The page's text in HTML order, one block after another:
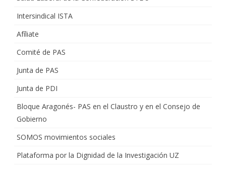
Intersindical ISTA
Afíliate
Comité de PAS
Junta de PAS
Junta de PDI
Bloque Aragonés- PAS en el Claustro y en el Consejo de
Gobierno
SOMOS movimientos sociales
Plataforma por la Dignidad de la Investigación UZ